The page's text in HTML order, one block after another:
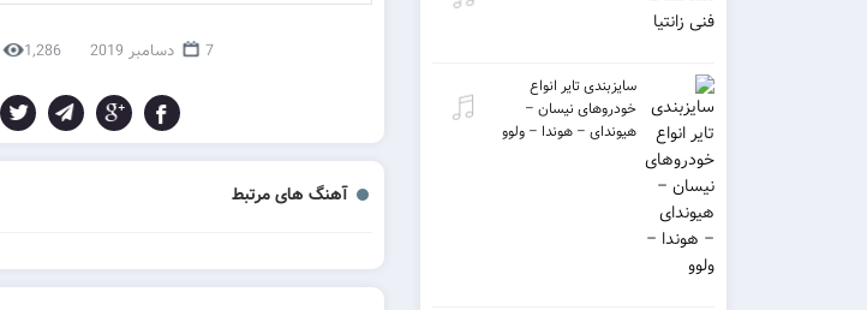
سایزبندی تایر انواع
خودروهای نیسان –
هیوندای – هوندا – ولوو
7 دسامبر 2019 1,286
آهنگ های مرتبط